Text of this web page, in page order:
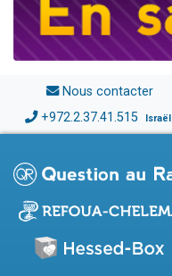
Nous contacter
+972.2.37.41.515 Israël